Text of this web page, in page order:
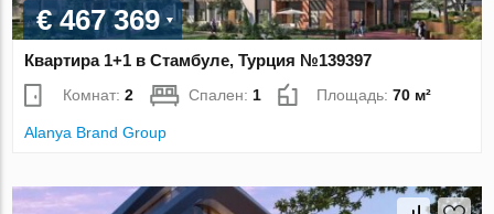
€ 467 369
Квартира 1+1 в Стамбуле, Турция №139397
Комнат:2 Спален: 1 Площадь:70 м²
Alanya Brand Group